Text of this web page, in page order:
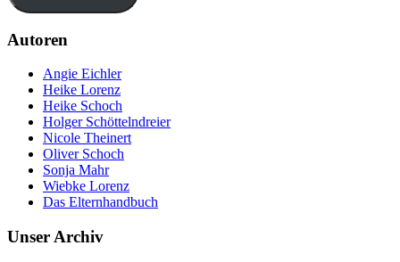
Autoren
Angie Eichler
Heike Lorenz
Heike Schoch
Holger Schöttelndreier
Nicole Theinert
Oliver Schoch
Sonja Mahr
Wiebke Lorenz
Das Elternhandbuch
Unser Archiv